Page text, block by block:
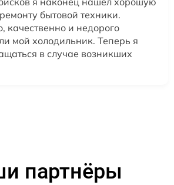
бытовой техники.
качественно и недорого
мой холодильник. Теперь я
в случае возникших
партнёры